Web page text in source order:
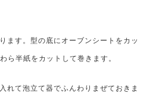
ます。型の底にオーブンシートをカッ
ら半紙をカットして巻きます。
れて泡立て器でふんわりまぜておきま